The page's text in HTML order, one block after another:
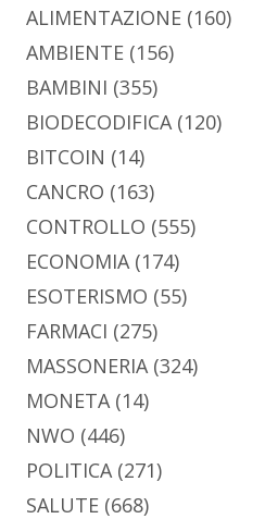
ALIMENTAZIONE (160)
AMBIENTE (156)
BAMBINI (355)
BIODECODIFICA (120)
BITCOIN (14)
CANCRO (163)
CONTROLLO (555)
ECONOMIA (174)
ESOTERISMO (55)
FARMACI (275)
MASSONERIA (324)
MONETA (14)
NWO (446)
POLITICA (271)
SALUTE (668)